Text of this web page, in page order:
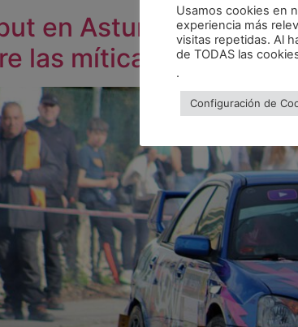
en Asturias! El
las míticas carreteras
Usamos cookies en
experiencia más
visitas repetidas. Al
de TODAS las
.
Configuración de